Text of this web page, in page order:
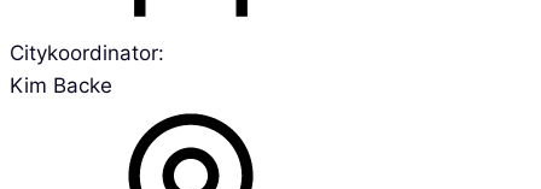
Citykoordinator:
Kim Backe